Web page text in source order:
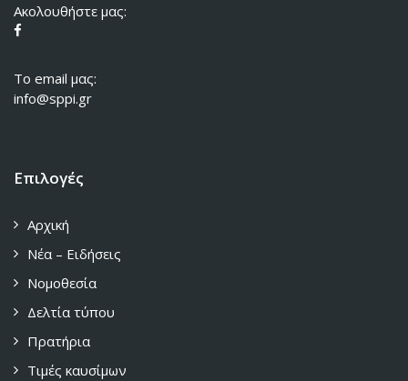
Ακολουθήστε μας:
To email μας:
info@sppi.gr
Επιλογές
Αρχική
Νέα – Ειδήσεις
Νομοθεσία
Δελτία τύπου
Πρατήρια
Τιμές καυσίμων